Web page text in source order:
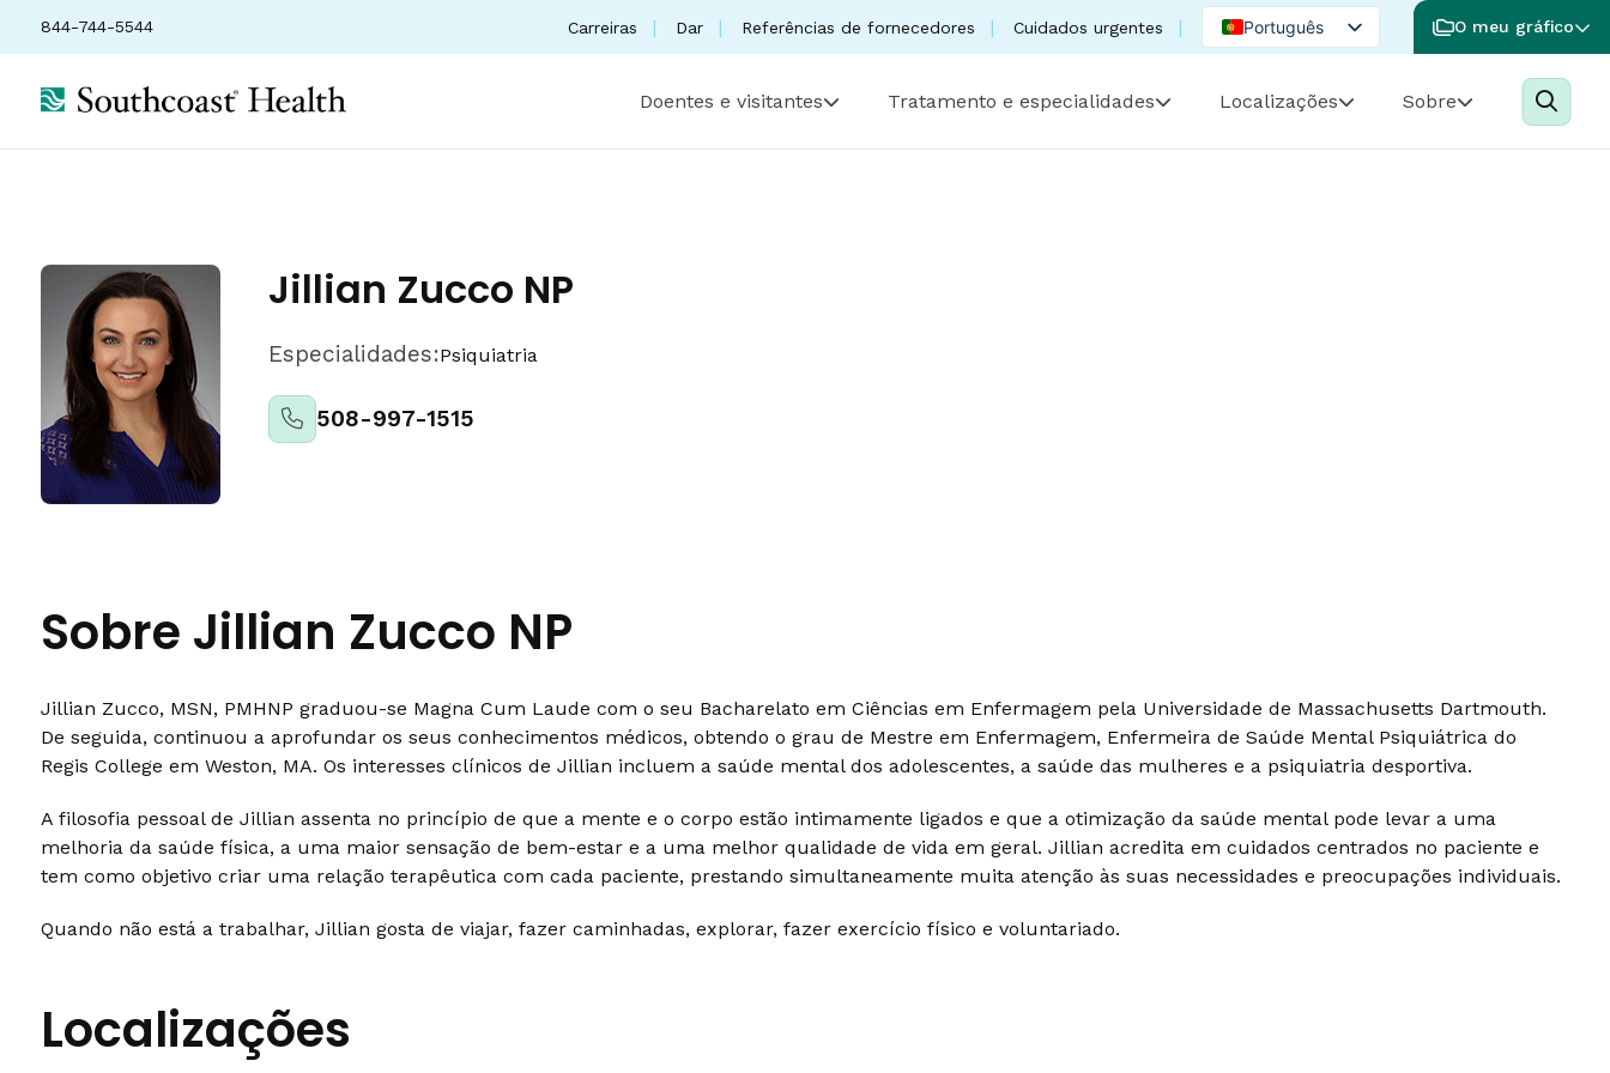
844-744-5544 Carreiras Dar Referências de fornecedores Cuidados urgentes
Português
Spanish
O meu gráfico
Doentes e visitantes Tratamento e especialidades Localizações Sobre
Jillian Zucco NP
Especialidades:Psiquiatria
508-997-1515
SobreLocalizaçõesSegurosClassificações
Sobre Jillian Zucco NP
Jillian Zucco, MSN, PMHNP graduou-se Magna Cum Laude com o seu Bacharelato em Ciências em Enfermagem pela Universidade de Massachusetts Dartmouth.
De seguida, continuou a aprofundar os seus conhecimentos médicos, obtendo o grau de Mestre em Enfermagem, Enfermeira de Saúde Mental Psiquiátrica do
Regis College em Weston, MA. Os interesses clínicos de Jillian incluem a saúde mental dos adolescentes, a saúde das mulheres e a psiquiatria desportiva.
A filosofia pessoal de Jillian assenta no princípio de que a mente e o corpo estão intimamente ligados e que a otimização da saúde mental pode levar a uma
melhoria da saúde física, a uma maior sensação de bem-estar e a uma melhor qualidade de vida em geral. Jillian acredita em cuidados centrados no paciente e
tem como objetivo criar uma relação terapêutica com cada paciente, prestando simultaneamente muita atenção às suas necessidades e preocupações individuais.
Quando não está a trabalhar, Jillian gosta de viajar, fazer caminhadas, explorar, fazer exercício físico e voluntariado.
Localizações